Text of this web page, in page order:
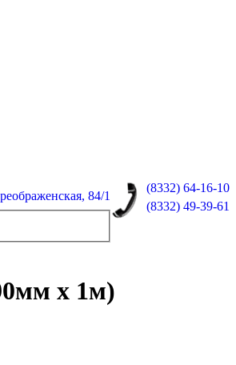
(8332) 64-16-10
(8332) 49-39-61
84/1
x 1м)